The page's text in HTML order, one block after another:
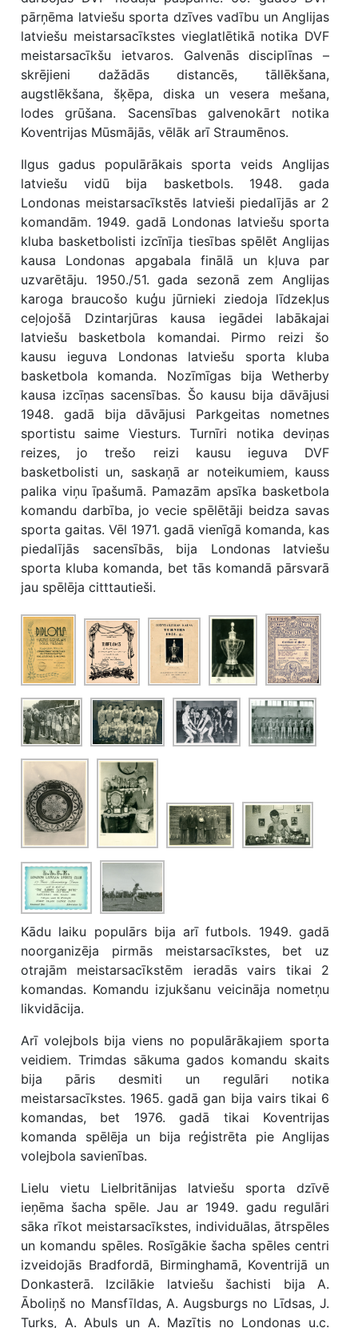
pārņēma latviešu sporta dzīves vadību un Anglijas
latviešu meistarsacīkstes vieglatlētikā notika DVF
meistarsacīkšu ietvaros. Galvenās disciplīnas –
skrējieni dažādās distancēs, tāllēkšana,
augstlēkšana, šķēpa, diska un vesera mešana,
lodes grūšana. Sacensības galvenokārt notika
Koventrijas Mūsmājās, vēlāk arī Straumēnos.
Ilgus gadus populārākais sporta veids Anglijas
latviešu vidū bija basketbols. 1948. gada
Londonas meistarsacīkstēs latvieši piedalījās ar 2
komandām. 1949. gadā Londonas latviešu sporta
kluba basketbolisti izcīnīja tiesības spēlēt Anglijas
kausa Londonas apgabala finālā un kļuva par
uzvarētāju. 1950./51. gada sezonā zem Anglijas
karoga braucošo kuģu jūrnieki ziedoja līdzekļus
ceļojošā Dzintarjūras kausa iegādei labākajai
latviešu basketbola komandai. Pirmo reizi šo
kausu ieguva Londonas latviešu sporta kluba
basketbola komanda. Nozīmīgas bija Wetherby
kausa izcīņas sacensības. Šo kausu bija dāvājusi
1948. gadā bija dāvājusi Parkgeitas nometnes
sportistu saime Viesturs. Turnīri notika deviņas
reizes, jo trešo reizi kausu ieguva DVF
basketbolisti un, saskaņā ar noteikumiem, kauss
palika viņu īpašumā. Pamazām apsīka basketbola
komandu darbība, jo vecie spēlētāji beidza savas
sporta gaitas. Vēl 1971. gadā vienīgā komanda, kas
piedalījās sacensībās, bija Londonas latviešu
sporta kluba komanda, bet tās komandā pārsvarā
jau spēlēja citttautieši.
Kādu laiku populārs bija arī futbols. 1949. gadā
noorganizēja pirmās meistarsacīkstes, bet uz
otrajām meistarsacīkstēm ieradās vairs tikai 2
komandas. Komandu izjukšanu veicināja nometņu
likvidācija.
Arī volejbols bija viens no populārākajiem sporta
veidiem. Trimdas sākuma gados komandu skaits
bija pāris desmiti un regulāri notika
meistarsacīkstes. 1965. gadā gan bija vairs tikai 6
komandas, bet 1976. gadā tikai Koventrijas
komanda spēlēja un bija reģistrēta pie Anglijas
volejbola savienības.
Lielu vietu Lielbritānijas latviešu sporta dzīvē
ieņēma šacha spēle. Jau ar 1949. gadu regulāri
sāka rīkot meistarsacīkstes, individuālas, ātrspēles
un komandu spēles. Rosīgākie šacha spēles centri
izveidojās Bradfordā, Birminghamā, Koventrijā un
Donkasterā. Izcilākie latviešu šachisti bija A.
Āboliņš no Mansfīldas, A. Augsburgs no Līdsas, J.
Turks, A. Abuls un A. Mazītis no Londonas u.c.